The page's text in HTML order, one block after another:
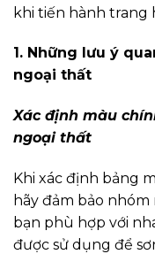
khi tiến hành trang
1. Những lưu ý
ngoại thất
Xác định màu
ngoại thất
Khi xác định bảng
hãy đảm bảo
bạn phù hợp với
được sử dụng để